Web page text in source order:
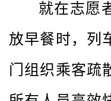
就在志愿
放早餐时，列
门组织乘客疏